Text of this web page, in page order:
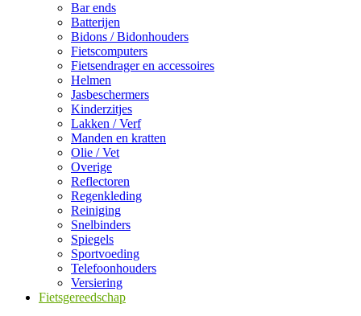
Bar ends
Batterijen
Bidons / Bidonhouders
Fietscomputers
Fietsendrager en accessoires
Helmen
Jasbeschermers
Kinderzitjes
Lakken / Verf
Manden en kratten
Olie / Vet
Overige
Reflectoren
Regenkleding
Reiniging
Snelbinders
Spiegels
Sportvoeding
Telefoonhouders
Versiering
Fietsgereedschap